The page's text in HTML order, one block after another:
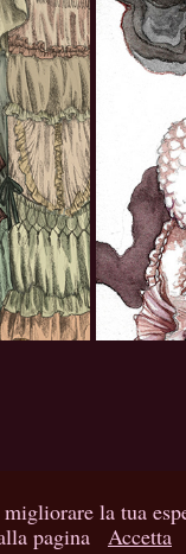
la tua
pagina
Accetta